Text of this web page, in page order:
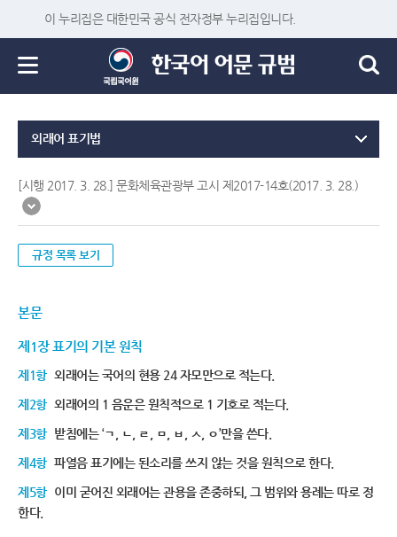
이 누리집은 대한민국 공식 전자정부 누리집입니다.
외래어 표기법
[시행 2017. 3. 28.] 문화체육관광부 고시 제2017-14호(2017. 3. 28.)
규정 목록 보기
본문
제1장 표기의 기본 원칙
제1항 외래어는 국어의 현용 24 자모만으로 적는다.
제2항 외래어의 1 음운은 원칙적으로 1 기호로 적는다.
제3항 받침에는 ‘ㄱ, ㄴ, ㄹ, ㅁ, ㅂ, ㅅ, ㅇ’만을 쓴다.
제4항 파열음 표기에는 된소리를 쓰지 않는 것을 원칙으로 한다.
제5항 이미 굳어진 외래어는 관용을 존중하되, 그 범위와 용례는 따로 정
한다.